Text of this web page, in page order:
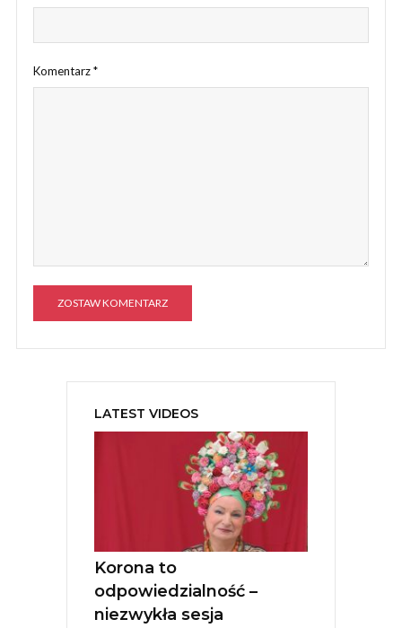
Komentarz*
A
LATEST VIDEOS
Korona to
odpowiedzialność –
niezwykła sesja